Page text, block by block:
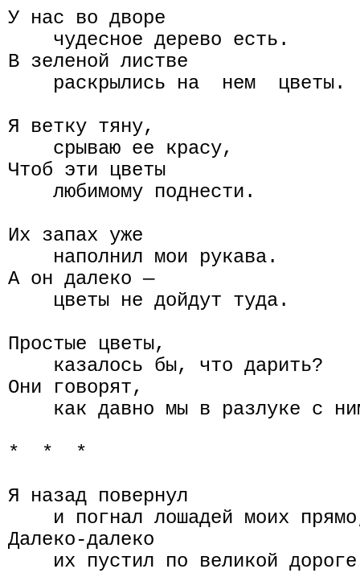
У нас во дворе
    чудесное дерево есть.
В зеленой листве
    раскрылись на  нем  цветы.
Я ветку тяну,
    срываю ее красу,
Чтоб эти цветы
    любимому поднести.
Их запах уже
    наполнил мои рукава.
А он далеко —
    цветы не дойдут туда.
Простые цветы,
    казалось бы, что дарить?
Они говорят,
как давно мы в разлуке с
*  *  *
Я назад повернул
и погнал лошадей моих
Далеко-далеко
их пустил по великой